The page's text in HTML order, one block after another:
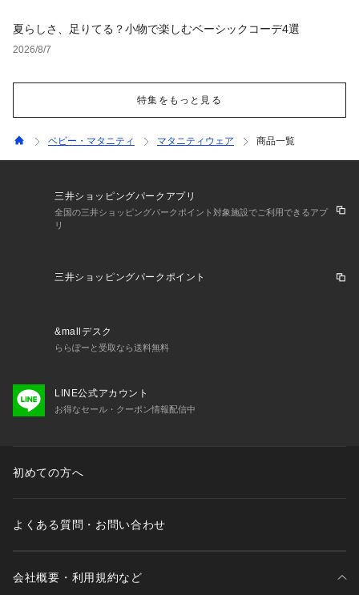
夏らしさ、足りてる？小物で楽しむベーシックコーデ4選
2026/8/7
特集をもっと見る
ベビー・マタニティ マタニティウェア 商品一覧
三井ショッピングパークアプリ
全国の三井ショッピングパークポイント対象施設でご利用できるアプ
リ
三井ショッピングパークポイント
&mallデスク
ららぽーと受取なら送料無料
LINE公式アカウント
お得なセール・クーポン情報配信中
初めての方へ
よくある質問・お問い合わせ
会社概要・利用規約など